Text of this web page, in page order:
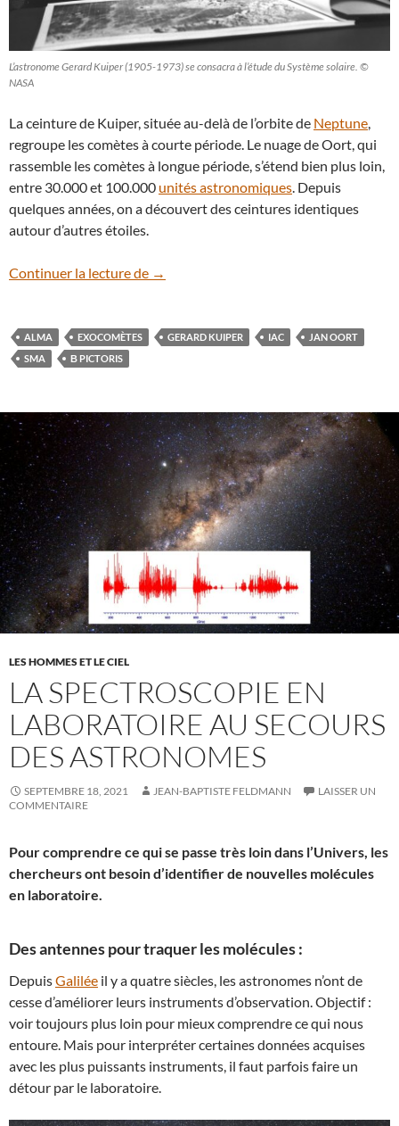
L’astronome Gerard Kuiper (1905-1973) se consacra à l’étude du Système solaire. ©
NASA
La ceinture de Kuiper, située au-delà de l’orbite de Neptune,
regroupe les comètes à courte période. Le nuage de Oort, qui
rassemble les comètes à longue période, s’étend bien plus loin,
entre 30.000 et 100.000 unités astronomiques. Depuis
quelques années, on a découvert des ceintures identiques
autour d’autres étoiles.
Continuer la lecture de Les exocomètes sont nombreuses
→
ALMA EXOCOMÈTES GERARD KUIPER IAC
JAN OORT
SMA
Β PICTORIS
LES HOMMES ET LE CIEL
LA SPECTROSCOPIE EN
LABORATOIRE AU SECOURS
DES ASTRONOMES
SEPTEMBRE 18, 2021 JEAN-BAPTISTE FELDMANN
LAISSER UN
COMMENTAIRE
Pour comprendre ce qui se passe très loin dans l’Univers, les
chercheurs ont besoin d’identifier de nouvelles molécules
en laboratoire.
Des antennes pour traquer les molécules :
DepuisGalilée il y a quatre siècles, les astronomes n’ont de
cesse d’améliorer leurs instruments d’observation. Objectif :
voir toujours plus loin pour mieux comprendre ce qui nous
entoure. Mais pour interpréter certaines données acquises
avec les plus puissants instruments, il faut parfois faire un
détour par le laboratoire.